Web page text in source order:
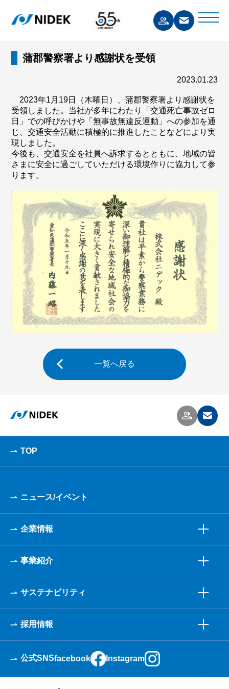
蒲郡警察署より感謝状を受領
2023.01.23
2023年1月19日（木曜日）、蒲郡警察署より感謝状を
受領しました。当社が多年にわたり「交通死亡事故ゼロ
日」での呼びかけや「無事故無違反運動」への参加を通
じ、交通安全活動に積極的に推進したことなどにより実
現しました。
今後も、交通安全を社員へ訴求するとともに、地域の皆
さまに安全に過ごしていただける環境作りに協力して参
ります。
一覧へ戻る
TOP
ニュース/イベント
企業情報
事業紹介
サステナビリティ
採用情報
公式SNSfacebook Instagram